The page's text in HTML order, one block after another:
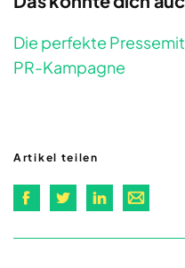
Die perfekte
PR-Kampagne
Artikel teilen